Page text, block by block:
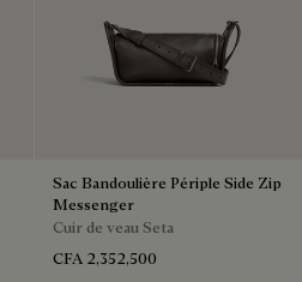
Sac Bandoulière Périple Side Zip
Messenger
Cuir de veau Seta
CFA 2,352,500